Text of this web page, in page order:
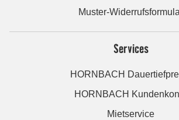
Muster-
Services
HORNBACH
HORNBACH
Mietservice